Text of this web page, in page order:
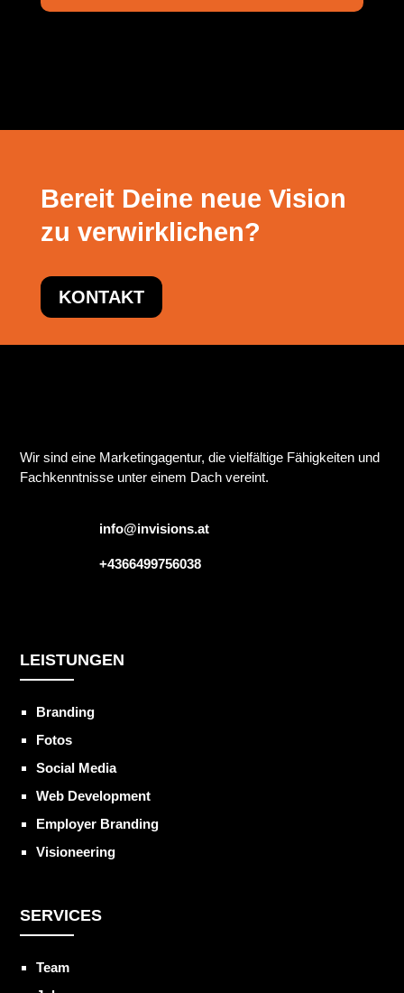
Bereit Deine neue Vision
zu verwirklichen?
KONTAKT
Wir sind eine Marketingagentur, die vielfältige Fähigkeiten und
Fachkenntnisse unter einem Dach vereint.
info@invisions.at
+4366499756038
LEISTUNGEN
Branding
Fotos
Social Media
Web Development
Employer Branding
Visioneering
SERVICES
Team